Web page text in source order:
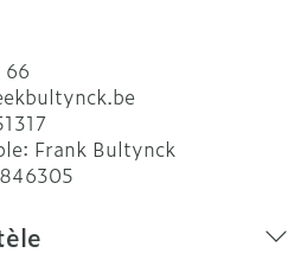
Frank Bultynck